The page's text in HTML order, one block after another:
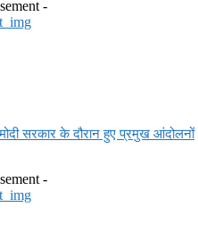
-
सरकार के दौरान हुए प्रमुख आंदोलनों
-